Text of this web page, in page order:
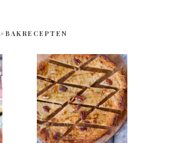
#BAKRECEPTEN